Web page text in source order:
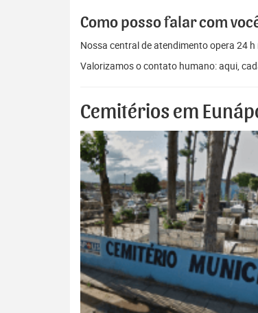
Como posso falar com
Nossa central de atendimento opera 24 h
Valorizamos o contato humano: aqui,
Cemitérios em